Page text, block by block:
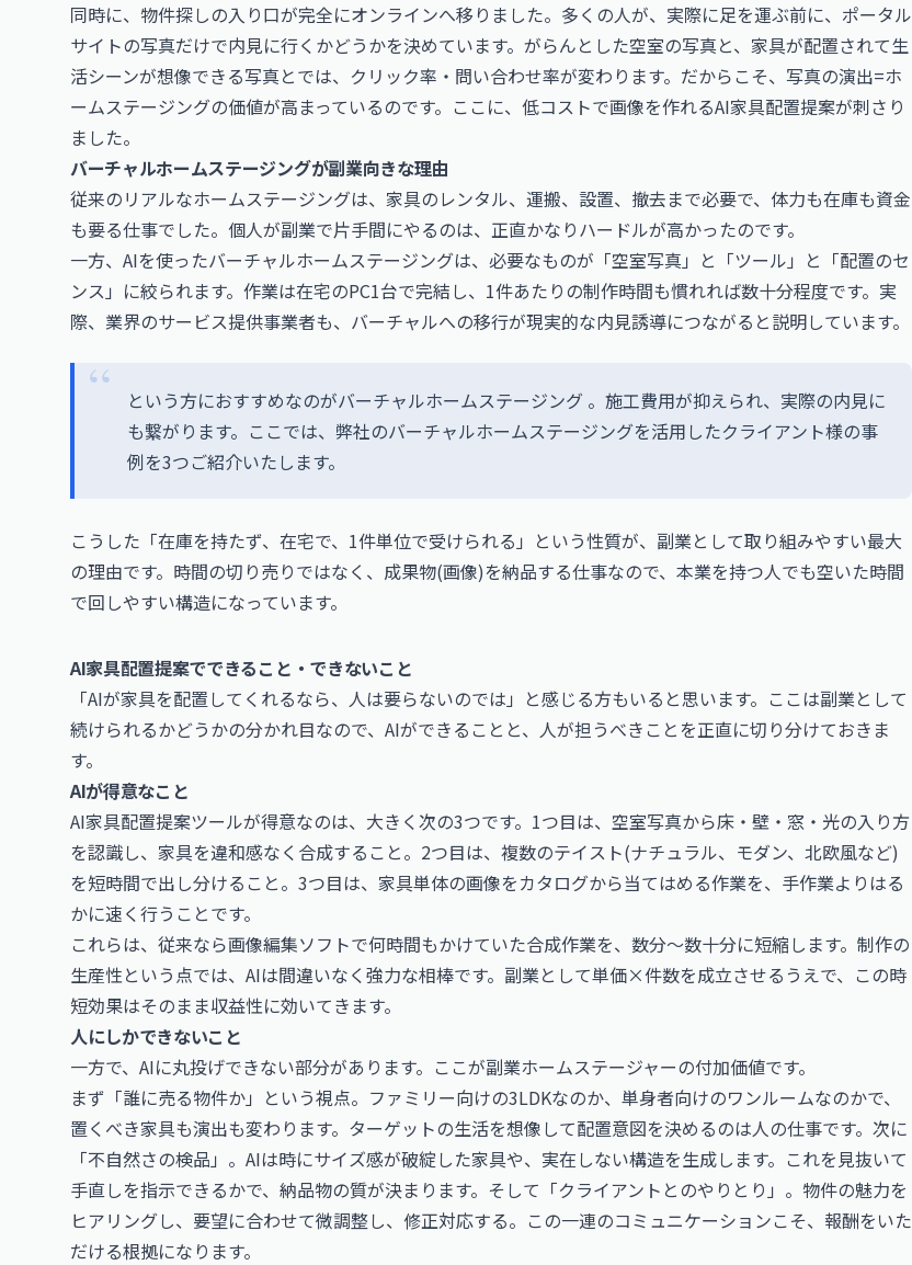
同時に、物件探しの入り口が完全にオンラインへ移りました。多くの人が、実際に足を運ぶ前に、ポータル
サイトの写真だけで内見に行くかどうかを決めています。がらんとした空室の写真と、家具が配置されて生
活シーンが想像できる写真とでは、クリック率・問い合わせ率が変わります。だからこそ、写真の演出=ホ
ームステージングの価値が高まっているのです。ここに、低コストで画像を作れるAI家具配置提案が刺さり
ました。
バーチャルホームステージングが副業向きな理由
従来のリアルなホームステージングは、家具のレンタル、運搬、設置、撤去まで必要で、体力も在庫も資金
も要る仕事でした。個人が副業で片手間にやるのは、正直かなりハードルが高かったのです。
一方、AIを使ったバーチャルホームステージングは、必要なものが「空室写真」と「ツール」と「配置のセ
ンス」に絞られます。作業は在宅のPC1台で完結し、1件あたりの制作時間も慣れれば数十分程度です。実
際、業界のサービス提供事業者も、バーチャルへの移行が現実的な内見誘導につながると説明しています。
という方におすすめなのがバーチャルホームステージング 。施工費用が抑えられ、実際の内見に
も繋がります。ここでは、弊社のバーチャルホームステージングを活用したクライアント様の事
例を3つご紹介いたします。
こうした「在庫を持たず、在宅で、1件単位で受けられる」という性質が、副業として取り組みやすい最大
の理由です。時間の切り売りではなく、成果物(画像)を納品する仕事なので、本業を持つ人でも空いた時間
で回しやすい構造になっています。
AI家具配置提案でできること・できないこと
「AIが家具を配置してくれるなら、人は要らないのでは」と感じる方もいると思います。ここは副業として
続けられるかどうかの分かれ目なので、AIができることと、人が担うべきことを正直に切り分けておきま
す。
AIが得意なこと
AI家具配置提案ツールが得意なのは、大きく次の3つです。1つ目は、空室写真から床・壁・窓・光の入り方
を認識し、家具を違和感なく合成すること。2つ目は、複数のテイスト(ナチュラル、モダン、北欧風など)
を短時間で出し分けること。3つ目は、家具単体の画像をカタログから当てはめる作業を、手作業よりはる
かに速く行うことです。
これらは、従来なら画像編集ソフトで何時間もかけていた合成作業を、数分〜数十分に短縮します。制作の
生産性という点では、AIは間違いなく強力な相棒です。副業として単価×件数を成立させるうえで、この時
短効果はそのまま収益性に効いてきます。
人にしかできないこと
一方で、AIに丸投げできない部分があります。ここが副業ホームステージャーの付加価値です。
まず「誰に売る物件か」という視点。ファミリー向けの3LDKなのか、単身者向けのワンルームなのかで、
置くべき家具も演出も変わります。ターゲットの生活を想像して配置意図を決めるのは人の仕事です。次に
「不自然さの検品」。AIは時にサイズ感が破綻した家具や、実在しない構造を生成します。これを見抜いて
手直しを指示できるかで、納品物の質が決まります。そして「クライアントとのやりとり」。物件の魅力を
ヒアリングし、要望に合わせて微調整し、修正対応する。この一連のコミュニケーションこそ、報酬をいた
だける根拠になります。